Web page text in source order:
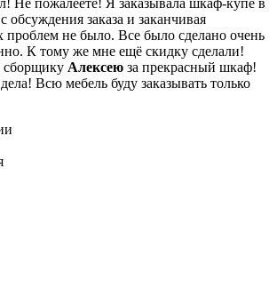
обсуждения заказа и заканчивая
не было. Все было сделано очень
К тому же мне ещё скидку сделали!
сборщику Алексею за прекрасный шкаф!
Всю мебель буду заказывать только